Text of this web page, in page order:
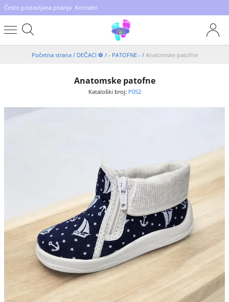
Često postavljana pitanja Kontakti
Početna strana / DEČACI ⚽️ / - PATOFNE - / Anatomske patofne
Anatomske patofne
Kataloški broj: P052